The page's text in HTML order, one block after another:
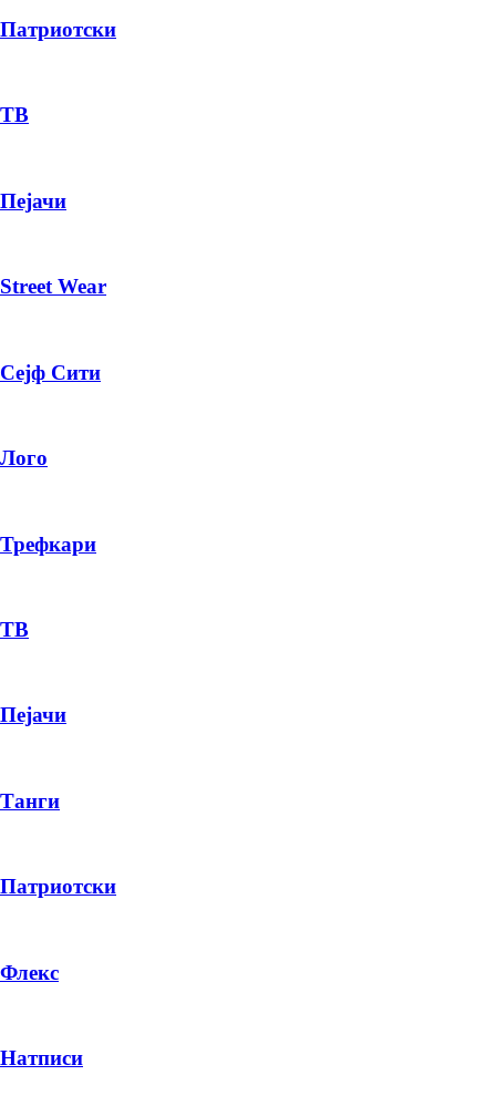
PRODUCT
ПЛАТИ ПРИ ДОСТАВА ВО КЕШ
Патриотски
ТВ
Пејачи
Street Wear
Сејф Сити
Лого
Трефкари
ТВ
Пејачи
Танги
Патриотски
Флекс
Натписи